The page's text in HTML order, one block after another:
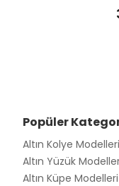
Popüler
Altın Kolye Modelleri
Altın Yüzük
Altın Küpe Modelleri